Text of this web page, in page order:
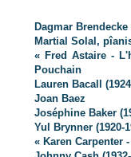
Dagmar Brendecke
Martial Solal,
« Fred Astaire -
Pouchain
Lauren Bacall
Joan Baez
Joséphine Baker
Yul Brynner (1920-
« Karen Carpenter